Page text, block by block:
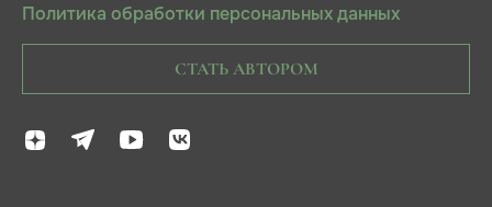
Политика обработки персональных данных
СТАТЬ АВТОРОМ